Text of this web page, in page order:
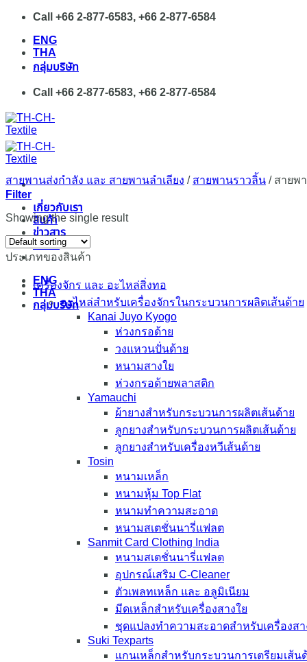
Skip
content
Call +66 2-877-6583, +66 2-877-6584
ENG
THA
กลุ่มบริษัท
Call +66 2-877-6583, +66 2-877-6584
เกี่ยวกับเรา
สินค้า
ข่าวสาร
ติดต่อ
ENG
THA
กลุ่มบริษัท
สายพานส่งกำลัง และ สายพานลำเลียง / สายพานราวลิ้น /สายพ
Filter
Showing the single result
ประเภทของสินค้า
เครื่องจักร และ อะไหล่สิ่งทอ
อะไหล่สำหรับเครื่องจักรในกระบวนการผลิตเส้นด้าย
Kanai Juyo Kyogo
ห่วงกรอด้าย
วงแหวนปั่นด้าย
หนามสางใย
ห่วงกรอด้ายพลาสติก
Yamauchi
ผ้ายางสำหรับกระบวนการผลิตเส้นด้าย
ลูกยางสำหรับกระบวนการผลิตเส้นด้าย
ลูกยางสำหรับเครื่องหวีเส้นด้าย
Tosin
หนามเหล็ก
หนามหุ้ม Top Flat
หนามทำความสะอาด
หนามสเตชั่นนารี่แฟลต
Sanmit Card Clothing India
หนามสเตชั่นนารี่แฟลต
อุปกรณ์เสริม C-Cleaner
ตัวเพลทเหล็ก และ อลูมิเนียม
มีดเหล็กสำหรับเครื่องสางใย
ชุดแปลงทำความสะอาดสำหรับเครื่องสา
Suki Texparts
แกนเหล็กสำหรับกระบวนการเตรียมเส้น